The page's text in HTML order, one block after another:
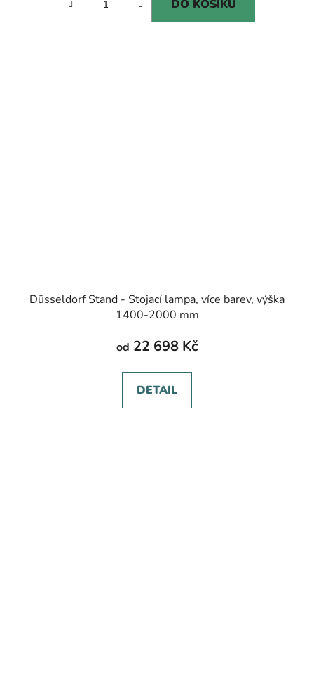
DO KOŠÍKU
Düsseldorf Stand - Stojací lampa, více barev, výška
1400-2000 mm
od 22 698 Kč
DETAIL